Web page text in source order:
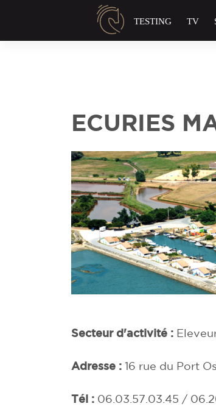
TESTING TV
ECURIES
Secteur d'activité :
Adresse : 16 rue du Port
Tél : 06.03.57.03.45 /
Panneau de gestion des cookies